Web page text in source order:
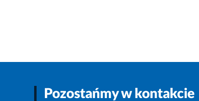
Pozostańmy w kontakcie